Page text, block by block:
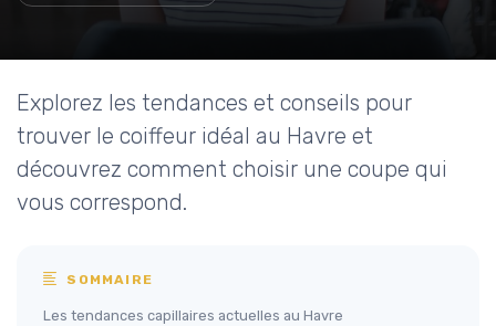
Explorez les tendances et conseils pour
trouver le coiffeur idéal au Havre et
découvrez comment choisir une coupe qui
vous correspond.
SOMMAIRE
Les tendances capillaires actuelles au Havre